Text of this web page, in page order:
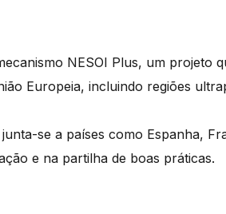
NESOI Plus, um projeto
Europeia, incluindo regiões
se a países como Espanha,
e na partilha de boas práticas.